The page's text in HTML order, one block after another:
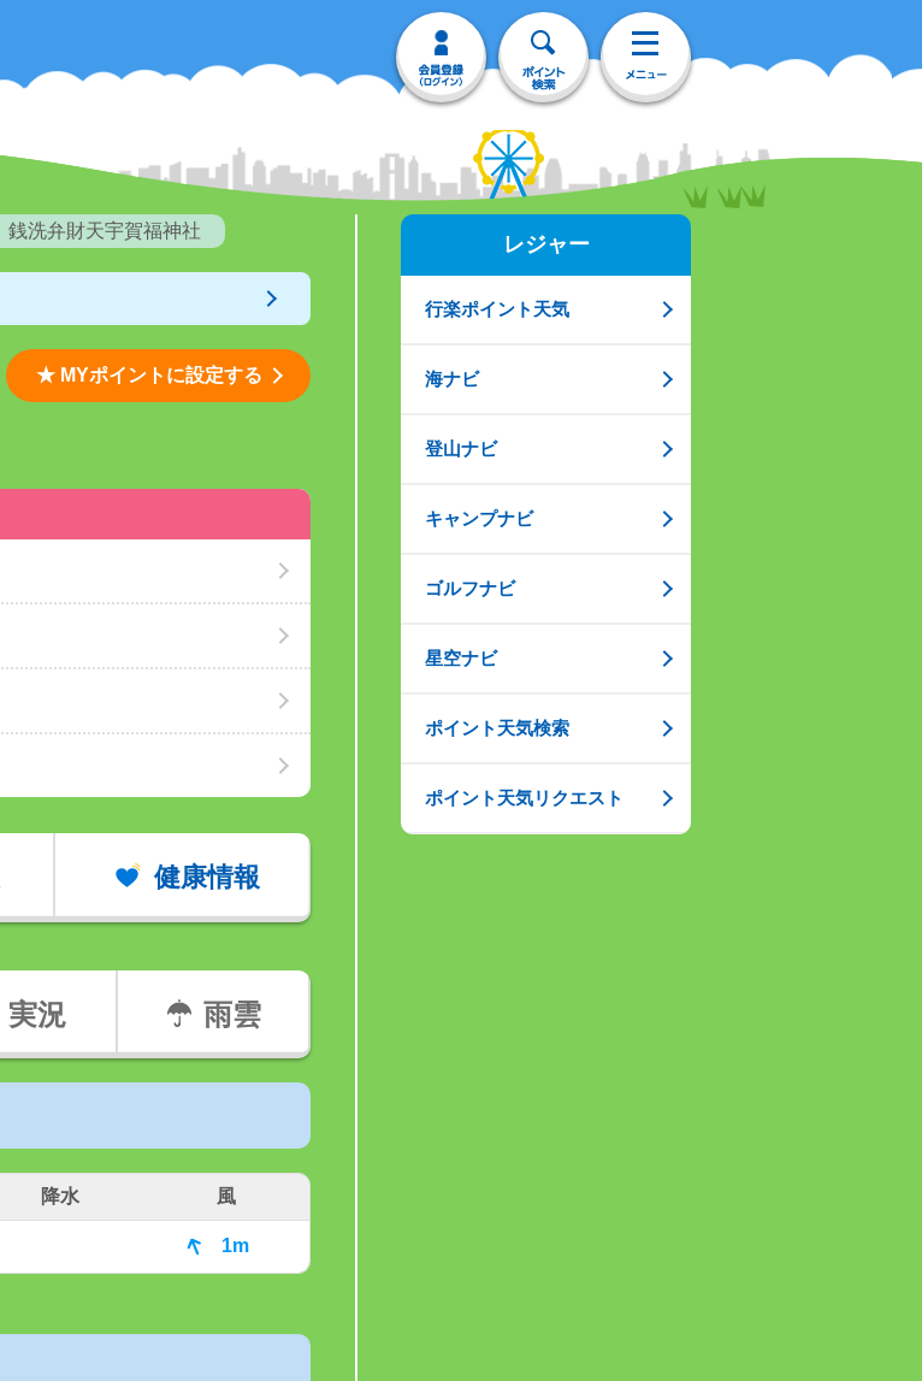
銭洗弁財天宇賀福神社
★ MYポイントに設定する
健康情報
実況 雨雲
降水 風
1m
レジャー
行楽ポイント天気
海ナビ
登山ナビ
キャンプナビ
ゴルフナビ
星空ナビ
ポイント天気検索
ポイント天気リクエスト